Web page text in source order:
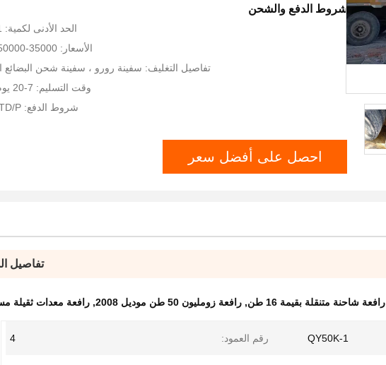
شروط الدفع والشحن
الحد الأدنى لكمية: 1 قسم
الأسعار: 35000-50000 USD
تفاصيل التغليف: سفينة رورو ، سفينة شحن البضائع
وقت التسليم: 7-20 يوم عمل
شروط الدفع: L/CT/TD/P
احصل على أفضل سعر
تفاصيل
رافعة شاحنة متنقلة بقيمة 16 طن , رافعة زومليون 50 طن موديل 2008 , رافعة معدات ثقيلة
QY50K-1 رقم العمود: 4